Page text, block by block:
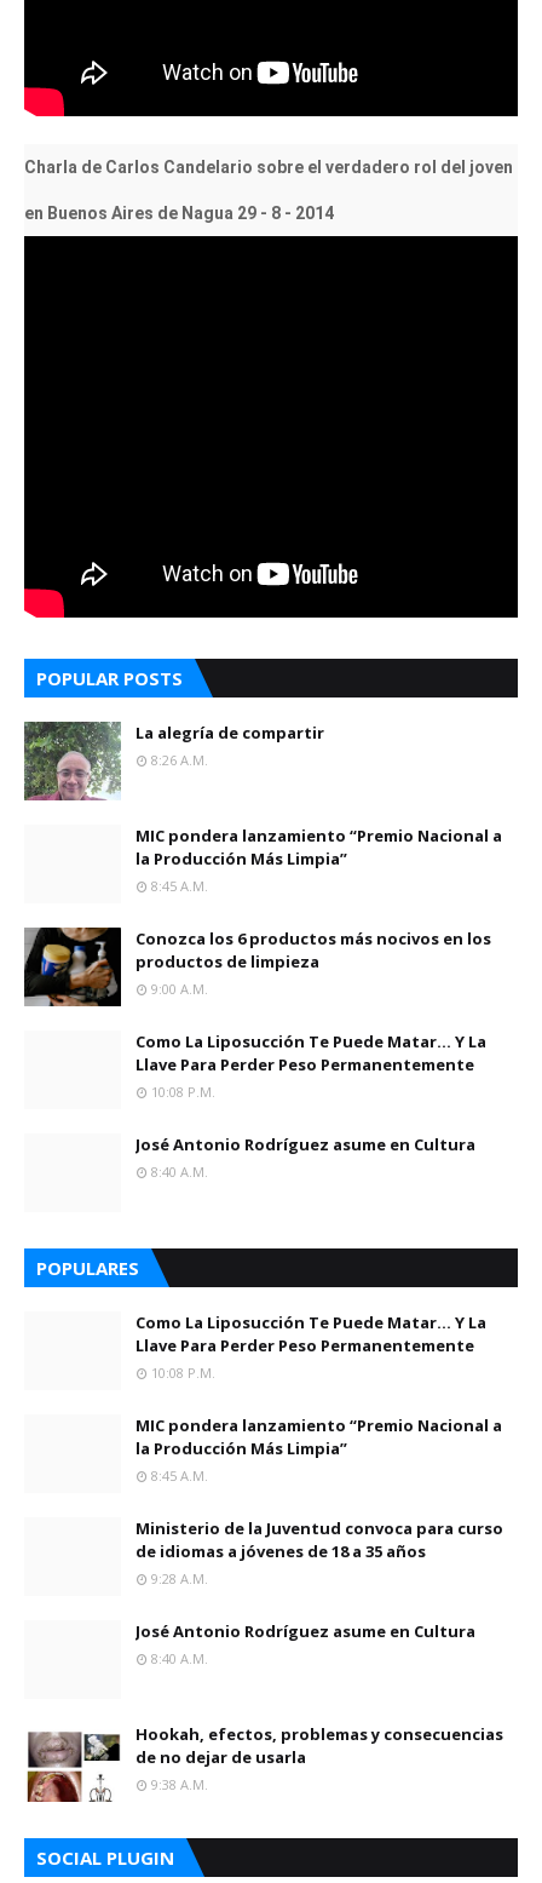
Charla de Carlos Candelario sobre el verdadero rol del joven
en Buenos Aires de Nagua 29 - 8 - 2014
POPULAR POSTS
La alegría de compartir
8:26 A.m.
MIC pondera lanzamiento “Premio Nacional a
la Producción Más Limpia”
8:45 A.m.
Conozca los 6 productos más nocivos en los
productos de limpieza
9:00 A.m.
Como La Liposucción Te Puede Matar… Y La
Llave Para Perder Peso Permanentemente
10:08 P.m.
José Antonio Rodríguez asume en Cultura
8:40 A.m.
POPULARES
Como La Liposucción Te Puede Matar… Y La
Llave Para Perder Peso Permanentemente
10:08 P.m.
MIC pondera lanzamiento “Premio Nacional a
la Producción Más Limpia”
8:45 A.m.
Ministerio de la Juventud convoca para curso
de idiomas a jóvenes de 18 a 35 años
9:28 A.m.
José Antonio Rodríguez asume en Cultura
8:40 A.m.
Hookah, efectos, problemas y consecuencias
de no dejar de usarla
9:38 A.m.
SOCIAL PLUGIN